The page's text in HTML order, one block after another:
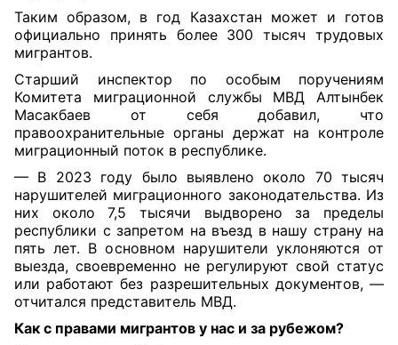
Таким образом, в год Казахстан может и готов
официально принять более 300 тысяч трудовых
мигрантов.
Старший инспектор по особым поручениям
Комитета миграционной службы МВД Алтынбек
Масакбаев от себя добавил, что
правоохранительные органы держат на контроле
миграционный поток в республике.
— В 2023 году было выявлено около 70 тысяч
нарушителей миграционного законодательства. Из
них около 7,5 тысячи выдворено за пределы
республики с запретом на въезд в нашу страну на
пять лет. В основном нарушители уклоняются от
выезда, своевременно не регулируют свой статус
или работают без разрешительных документов, —
отчитался представитель МВД.
Как с правами мигрантов у нас и за рубежом?